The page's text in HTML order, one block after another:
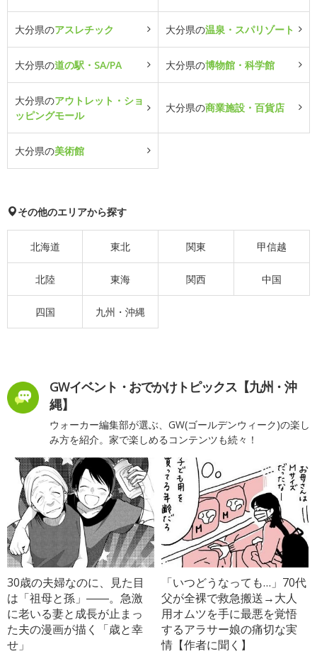
大分県のアスレチック 大分県の温泉・スパリゾート
大分県の道の駅・SA/PA 大分県の博物館・科学館
大分県のアウトレット・ショ
ッピングモール
大分県の商業施設・百貨店
大分県の美術館
その他のエリアから探す
北海道 東北 関東 甲信越
北陸 東海 関西 中国
四国 九州・沖縄
GWイベント・おでかけトピックス【九州・沖
縄】
ウォーカー編集部が選ぶ、GW(ゴールデンウィーク)の楽し
み方を紹介。家で楽しめるコンテンツも続々！
30歳の夫婦なのに、見た目
は「祖母と孫」――。急激
に老いる妻と成長が止まっ
た夫の漫画が描く「歳と幸
せ」
「いつどうなっても…」70代
父が全裸で救急搬送→大人
用オムツを手に最悪を覚悟
するアラサー娘の痛切な実
情【作者に聞く】